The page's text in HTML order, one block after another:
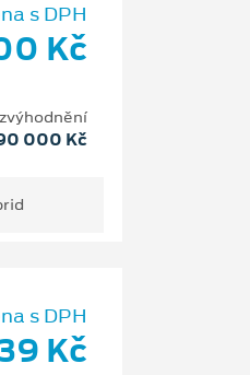
s DPH
Kč
000 Kč
s DPH
Kč